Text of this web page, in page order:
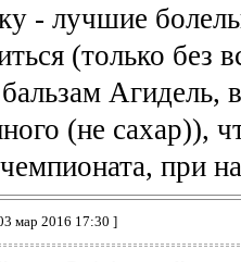
- лучшие
(только без
Агидель,
(не сахар)),
при
мар 2016 17:30 ]